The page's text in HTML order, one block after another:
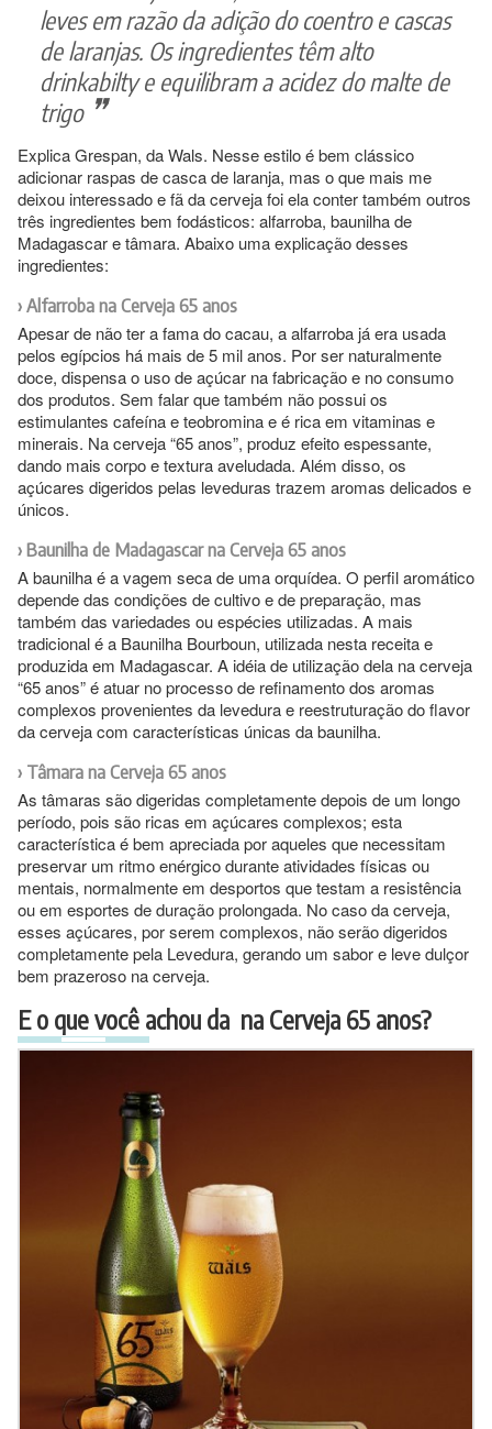
leves em razão da adição do coentro e cascas
de laranjas. Os ingredientes têm alto
drinkabilty e equilibram a acidez do malte de
trigo
Explica Grespan, da Wals. Nesse estilo é bem clássico
adicionar raspas de casca de laranja, mas o que mais me
deixou interessado e fã da cerveja foi ela conter também outros
três ingredientes bem fodásticos: alfarroba, baunilha de
Madagascar e tâmara. Abaixo uma explicação desses
ingredientes:
Alfarroba na Cerveja 65 anos
Apesar de não ter a fama do cacau, a alfarroba já era usada
pelos egípcios há mais de 5 mil anos. Por ser naturalmente
doce, dispensa o uso de açúcar na fabricação e no consumo
dos produtos. Sem falar que também não possui os
estimulantes cafeína e teobromina e é rica em vitaminas e
minerais. Na cerveja “65 anos”, produz efeito espessante,
dando mais corpo e textura aveludada. Além disso, os
açúcares digeridos pelas leveduras trazem aromas delicados e
únicos.
Baunilha de Madagascar na Cerveja 65 anos
A baunilha é a vagem seca de uma orquídea. O perfil aromático
depende das condições de cultivo e de preparação, mas
também das variedades ou espécies utilizadas. A mais
tradicional é a Baunilha Bourboun, utilizada nesta receita e
produzida em Madagascar. A idéia de utilização dela na cerveja
“65 anos” é atuar no processo de refinamento dos aromas
complexos provenientes da levedura e reestruturação do flavor
da cerveja com características únicas da baunilha.
Tâmara na Cerveja 65 anos
As tâmaras são digeridas completamente depois de um longo
período, pois são ricas em açúcares complexos; esta
característica é bem apreciada por aqueles que necessitam
preservar um ritmo enérgico durante atividades físicas ou
mentais, normalmente em desportos que testam a resistência
ou em esportes de duração prolongada. No caso da cerveja,
esses açúcares, por serem complexos, não serão digeridos
completamente pela Levedura, gerando um sabor e leve dulçor
bem prazeroso na cerveja.
E o que você achou da na Cerveja 65 anos?